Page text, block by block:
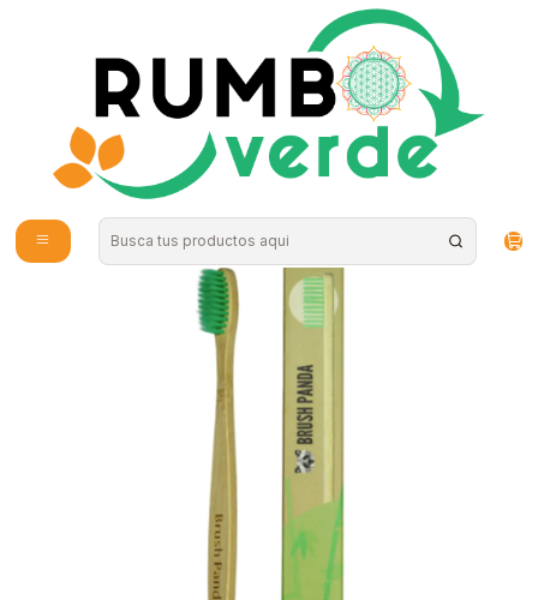
Envío gratis por compras sobre los 59.990 en la provincia de Santiago
Personal Hygiene
Cepillo Adulto Cerdas Suave Color Verde BrushPanda